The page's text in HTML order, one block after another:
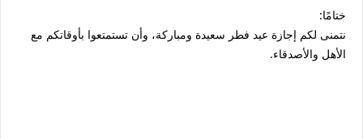
ختامًا:
نتمنى لكم إجازة عيد فطر سعيدة ومباركة، وأن تستمتعوا بأوقاتكم مع
الأهل والأصدقاء.